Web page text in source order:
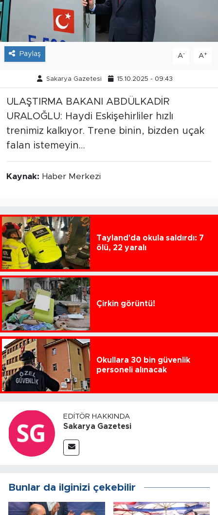
Paylaş A- A+
Sakarya Gazetesi 15.10.2025 - 09:43
ULAŞTIRMA BAKANI ABDÜLKADİR
URALOĞLU: Haydi Eskişehirliler hızlı
trenimiz kalkıyor. Trene binin, bizden uçak
falan istemeyin…
Kaynak: Haber Merkezi
Tayland'da okula saldırdı: 7
ölü, 22 yaralı
Çirkin görüntü!
Okullara 30 bin güvenlik
personeli alınacak
EDITÖR HAKKINDA
Sakarya Gazetesi
Bunlar da ilginizi çekebilir
Tarihçe
Resmi İlanlar
Teknoloji
Politika